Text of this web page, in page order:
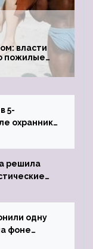
власти
пожилые
5-
охранник
решила
одну
фоне